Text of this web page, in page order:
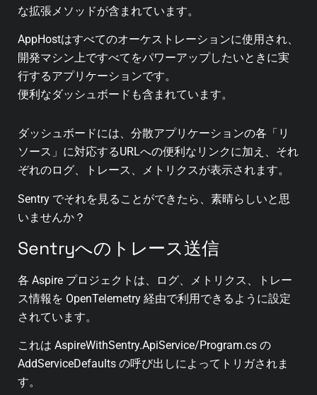
な拡張メソッドが含まれています。
AppHostはすべてのオーケストレーションに使用され、
開発マシン上ですべてをパワーアップしたいときに実
行するアプリケーションです。
便利なダッシュボードも含まれています。
ダッシュボードには、分散アプリケーションの各「リ
ソース」に対応するURLへの便利なリンクに加え、それ
ぞれのログ、トレース、メトリクスが表示されます。
Sentry でそれを見ることができたら、素晴らしいと思
いませんか？
Sentryへのトレース送信
各 Aspire プロジェクトは、ログ、メトリクス、トレー
ス情報を OpenTelemetry 経由で利用できるように設定
されています。
これは AspireWithSentry.ApiService/Program.cs の
AddServiceDefaults の呼び出しによってトリガされま
す。